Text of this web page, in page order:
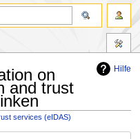
Hilfe
on
and trust
services (eIDAS)